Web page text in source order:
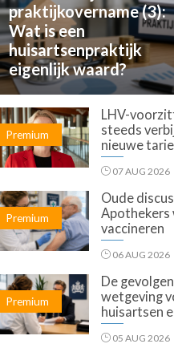
praktijkovername (3):
Wat is een
huisartsenpraktijk
eigenlijk waard?
Premium
LHV-
steeds
nieuwe
07 AUG 2026
Premium
Oude
Apothekers
vaccineren
06 AUG 2026
Premium
De
wetgeving
huisartsen
05 AUG 2026